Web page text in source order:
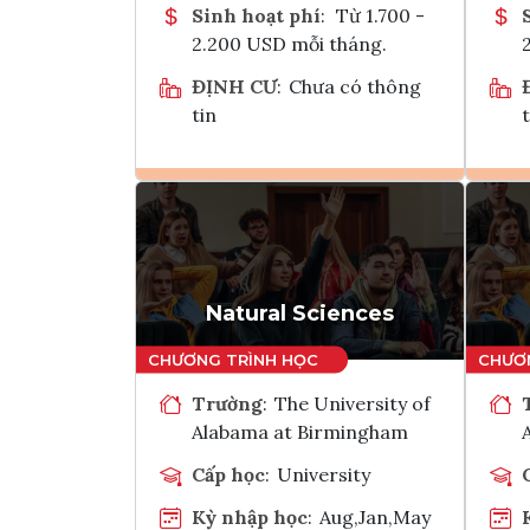
Sinh hoạt phí: Từ 1.700 -
2.200 USD mỗi tháng.
ĐỊNH CƯ: Chưa có thông
tin
Ghi danh
Tham vấn Interlink
Natural Sciences
Trường: The University of
Alabama at Birmingham
Cấp học: University
Kỳ nhập học: Aug,Jan,May